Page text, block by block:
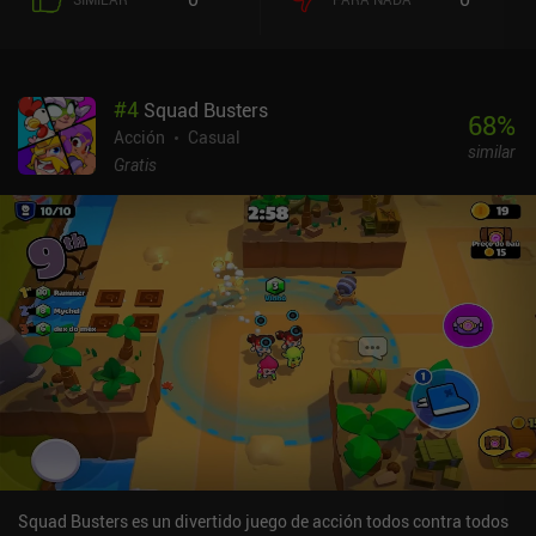
#4 Squad Busters
Acción
Casual
Gratis
68%
similar
Squad Busters es un divertido juego de acción todos contra todos